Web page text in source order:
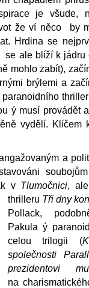
je všude,
že ví něco by
Hrdina se
ale blíží k jádru
mohlo zabít),
brýlemi a
ý musí provádět
vydělí. Klíčem
a
v Tlumočnici,
thrilleru Tři dny
Pollack,
Pakula ý
celou trilogii (
společnosti
prezidentovi
na